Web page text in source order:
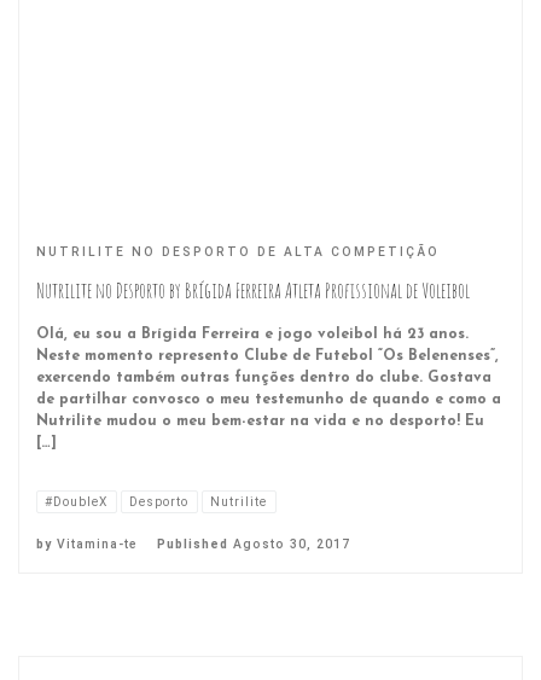
NUTRILITE NO DESPORTO DE ALTA COMPETIÇÃO
Nutrilite no Desporto by Brígida Ferreira Atleta Profissional de Voleibol
Olá, eu sou a Brígida Ferreira e jogo voleibol há 23 anos.
Neste momento represento Clube de Futebol “Os Belenenses”,
exercendo também outras funções dentro do clube. Gostava
de partilhar convosco o meu testemunho de quando e como a
Nutrilite mudou o meu bem-estar na vida e no desporto! Eu
[…]
#DoubleX Desporto Nutrilite
by Vitamina-te Published Agosto 30, 2017